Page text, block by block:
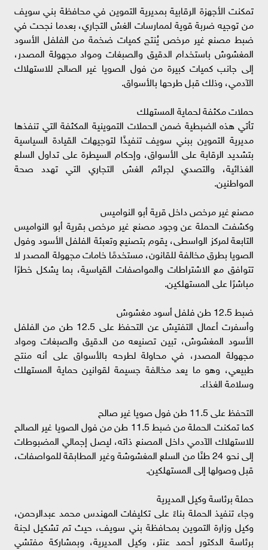
تمكنت الأجهزة الرقابية بمديرية التموين في محافظة بني سويف
من توجيه ضربة قوية لممارسات الغش التجاري، بعدما نجحت في
ضبط مصنع غير مرخص يُنتج كميات ضخمة من الفلفل الأسود
المغشوش باستخدام الدقيق والصبغات ومواد مجهولة المصدر،
إلى جانب كميات كبيرة من فول الصويا غير الصالح للاستهلاك
الآدمي، وذلك قبل طرحها بالأسواق.
حملات مكثفة لحماية المستهلك
تأتي هذه الضبطية ضمن الحملات التموينية المكثفة التي تنفذها
مديرية التموين ببني سويف تنفيذًا لتوجيهات القيادة السياسية
بتشديد الرقابة على الأسواق، وإحكام السيطرة على تداول السلع
الغذائية، والتصدي لجرائم الغش التجاري التي تهدد صحة
المواطنين.
مصنع غير مرخص داخل قرية أبو النواميس
وكشفت الحملة عن وجود مصنع غير مرخص بقرية أبو النواميس
التابعة لمركز الواسطى، يقوم بتصنيع وتعبئة الفلفل الأسود وفول
الصويا بطرق مخالفة للقانون، مستخدمًا خامات مجهولة المصدر لا
تتوافق مع الاشتراطات والمواصفات القياسية، بما يشكل خطرًا
مباشرًا على المستهلكين.
ضبط 12.5 طن فلفل أسود مغشوش
وأسفرت أعمال التفتيش عن التحفظ على 12.5 طن من الفلفل
الأسود المغشوش، تبين تصنيعه من الدقيق والصبغات ومواد
مجهولة المصدر، في محاولة لطرحه بالأسواق على أنه منتج
طبيعي، وهو ما يعد مخالفة جسيمة لقوانين حماية المستهلك
وسلامة الغذاء.
التحفظ على 11.5 طن فول صويا غير صالح
كما تمكنت الحملة من ضبط 11.5 طن من فول الصويا غير الصالح
للاستهلاك الآدمي داخل المصنع ذاته، ليصل إجمالي المضبوطات
إلى نحو 24 طنًا من السلع المغشوشة وغير المطابقة للمواصفات،
قبل وصولها إلى المستهلكين.
حملة برئاسة وكيل المديرية
وجاء تنفيذ الحملة بناءً على تكليفات المهندس محمد عبدالرحمن،
وكيل وزارة التموين بمحافظة بني سويف، حيث تم تشكيل لجنة
برئاسة الدكتور أحمد عنتر، وكيل المديرية، وبمشاركة مفتشي